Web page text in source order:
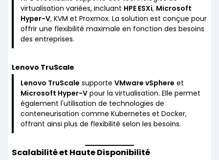
virtualisation variées, incluant HPE ESXi, Microsoft
Hyper-V, KVM et Proxmox. La solution est conçue pour
offrir une flexibilité maximale en fonction des besoins
des entreprises.
Lenovo TruScale
Lenovo TruScale supporte VMware vSphere et
Microsoft Hyper-Vpour la virtualisation. Elle permet
également l'utilisation de technologies de
conteneurisation comme Kubernetes et Docker,
offrant ainsi plus de flexibilité selon les besoins.
Scalabilité et Haute Disponibilité